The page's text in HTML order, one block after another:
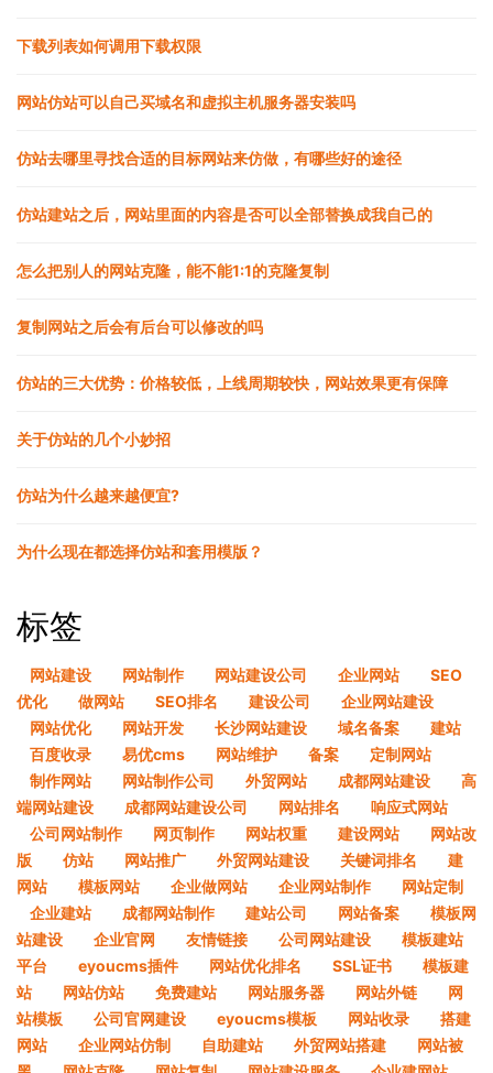
下载列表如何调用下载权限
网站仿站可以自己买域名和虚拟主机服务器安装吗
仿站去哪里寻找合适的目标网站来仿做，有哪些好的途径
仿站建站之后，网站里面的内容是否可以全部替换成我自己的
怎么把别人的网站克隆，能不能1:1的克隆复制
复制网站之后会有后台可以修改的吗
仿站的三大优势：价格较低，上线周期较快，网站效果更有保障
关于仿站的几个小妙招
仿站为什么越来越便宜?
为什么现在都选择仿站和套用模版？
标签
网站建设 网站制作 网站建设公司 企业网站
SEO
优化
做网站 SEO排名 建设公司
企业网站建设
网站优化
网站开发 长沙网站建设 域名备案
建站
百度收录
易优cms 网站维护 备案
定制网站
制作网站
网站制作公司 外贸网站 成都网站建设
高
端网站建设
成都网站建设公司 网站排名
响应式网站
公司网站制作
网页制作 网站权重 建设网站
网站改
版
仿站 网站推广 外贸网站建设 关键词排名
建
网站
模板网站 企业做网站 企业网站制作
网站定制
企业建站
成都网站制作 建站公司 网站备案
模板网
站建设
企业官网 友情链接 公司网站建设
模板建站
平台
eyoucms插件 网站优化排名 SSL证书
模板建
站
网站仿站 免费建站 网站服务器 网站外链
网
站模板
公司官网建设 eyoucms模板 网站收录
搭建
网站
企业网站仿制 自助建站 外贸网站搭建
网站被